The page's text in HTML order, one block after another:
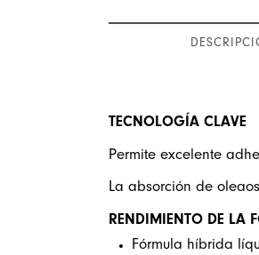
TECNOLOGÍA CLAVE
Permite excelente
La absorción de
RENDIMIENTO DE LA
Fórmula híbrida